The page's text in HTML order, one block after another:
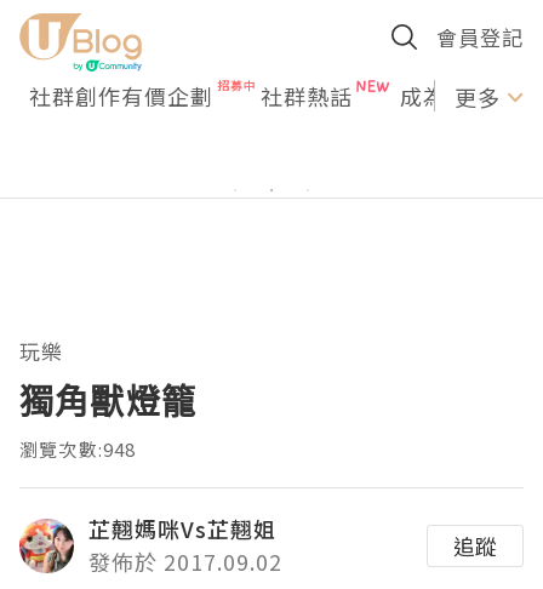
會員登記
社群創作有價企劃 社群熱話 成為U更多
玩樂
獨角獸燈籠
瀏覽次數:948
芷翹媽咪Vs芷翹姐
發佈於 2017.09.02
追蹤